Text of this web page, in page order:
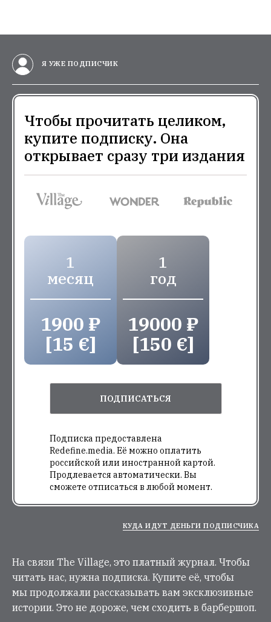
Я УЖЕ ПОДПИСЧИК
Чтобы прочитать целиком,
купите подписку. Она
открывает сразу три издания
1
месяц
1900 ₽
[15 €]
1
год
19000 ₽
[150 €]
ПОДПИСАТЬСЯ
Подписка предоставлена
Redefine.media. Её можно оплатить
российской или иностранной картой.
Продлевается автоматически. Вы
сможете отписаться в любой момент.
КУДА ИДУТ ДЕНЬГИ ПОДПИСЧИКА
На связи The Village, это платный журнал. Чтобы
читать нас, нужна подписка. Купите её, чтобы
мы продолжали рассказывать вам эксклюзивные
истории. Это не дороже, чем сходить в барбершоп.